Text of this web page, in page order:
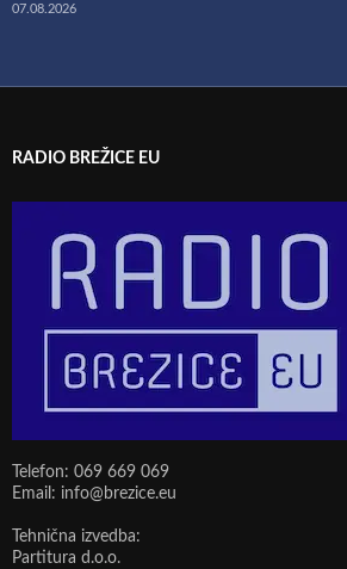
07.08.2026
RADIO BREŽICE EU
Telefon: 069 669 069
Email: info@brezice.eu
Tehnična izvedba:
Partitura d.o.o.